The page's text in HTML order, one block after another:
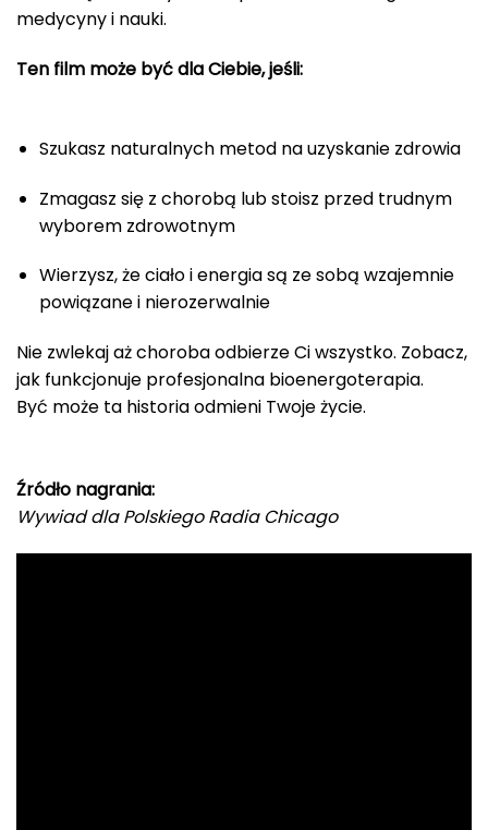
medycyny i nauki.
Ten film może być dla Ciebie, jeśli:
Szukasz naturalnych metod na uzyskanie zdrowia
Zmagasz się z chorobą lub stoisz przed trudnym
wyborem zdrowotnym
Wierzysz, że ciało i energia są ze sobą wzajemnie
powiązane i nierozerwalnie
Nie zwlekaj aż choroba odbierze Ci wszystko. Zobacz,
jak funkcjonuje profesjonalna bioenergoterapia.
Być może ta historia odmieni Twoje życie.
Źródło nagrania:
Wywiad dla Polskiego Radia Chicago